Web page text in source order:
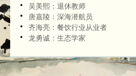
吴美熙：退休教师
唐嘉陵：深海潜航员
齐海亮：餐饮行业从业者
龙勇诚：生态学家